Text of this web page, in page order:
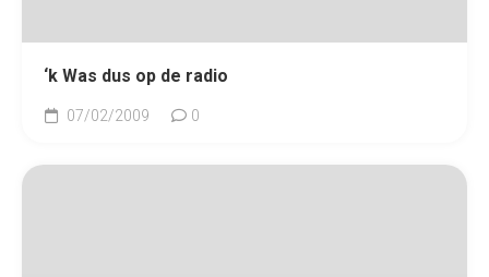
‘k Was dus op de radio
07/02/2009 0